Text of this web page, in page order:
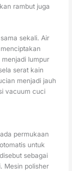
rambut juga
sekali. Air
lumpur
serat kain
menjadi jauh
vacuum cuci
permukaan
otomatis untuk
sebagai
Mesin polisher